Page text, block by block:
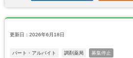
更新日：2026年6月18日
パート・アルバイト 調剤薬局 募集停止